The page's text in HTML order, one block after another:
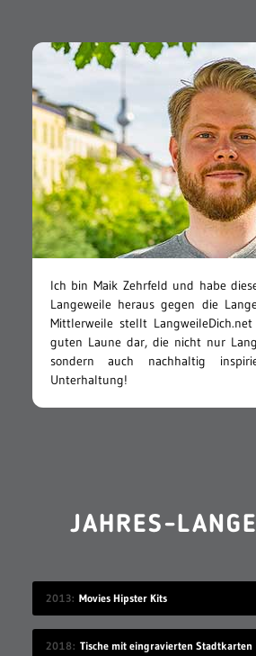
Ich bin Maik Zehrfeld und habe
Langeweile heraus gegen die
Mittlerweile stellt
guten Laune dar, die nicht nur
sondern auch nachhaltig
Unterhaltung!
JAHRES-
2013 Movies Hipster Kits
2018 Tische mit eingravierten Stadtkarten